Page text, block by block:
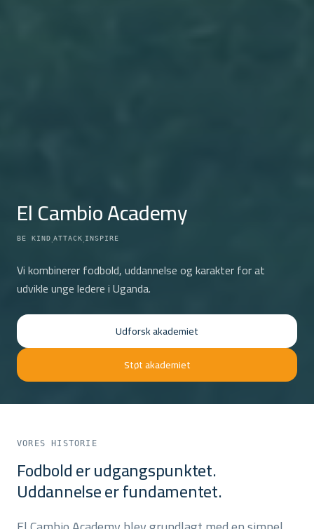
El Cambio Academy
BE KIND·ATTACK·INSPIRE
Vi kombinerer fodbold, uddannelse og karakter for at
udvikle unge ledere i Uganda.
Udforsk akademiet
Støt akademiet
VORES HISTORIE
Fodbold er udgangspunktet.
Uddannelse er fundamentet.